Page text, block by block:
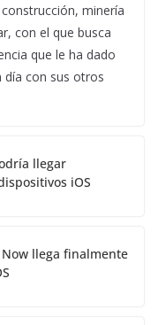
minería
con el que busca
que le ha dado
día con sus otros
llegar
iOS
Now llega finalmente